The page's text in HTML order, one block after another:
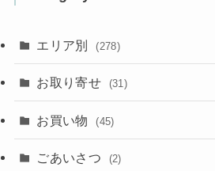
エリア別 (278)
(102)
(2)
(137)
お取り寄せ (31)
(4)
お買い物 (45)
ごあいさつ (2)